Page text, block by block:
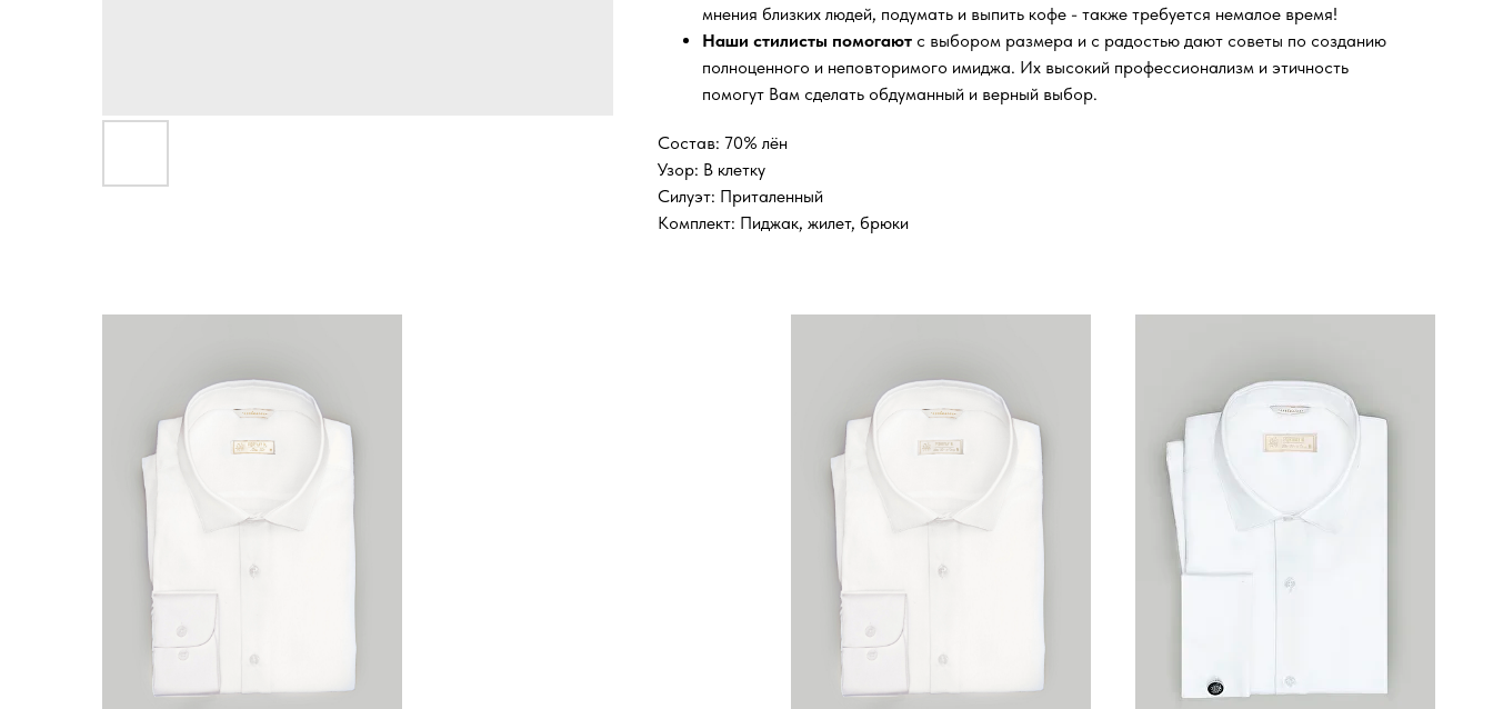
мнения близких людей, подумать и выпить кофе - также требуется немалое время!
Наши стилисты помогают с выбором размера и с радостью дают советы по созданию
полноценного и неповторимого имиджа. Их высокий профессионализм и этичность
помогут Вам сделать обдуманный и верный выбор.
Состав: 70% лён
Узор: В клетку
Силуэт: Приталенный
Комплект: Пиджак, жилет, брюки